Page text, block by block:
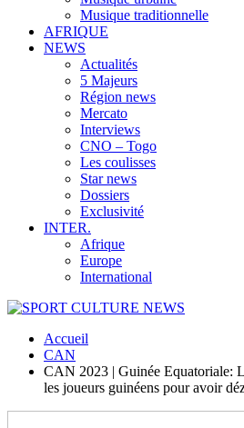
Musique traditionnelle
AFRIQUE
NEWS
Actualités
5 Majeurs
Région news
Mercato
Interviews
CNO – Togo
Les coulisses
Star news
Dossiers
Exclusivité
INTER.
Afrique
Europe
International
Accueil
CAN
CAN 2023 | Guinée Equatoriale:
les joueurs guinéens pour avoir